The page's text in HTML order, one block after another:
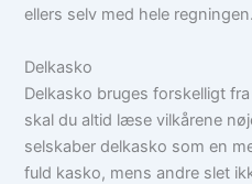
ellers selv med hele regningen.
Delkasko
Delkasko bruges forskelligt
skal du altid læse vilkårene
selskaber delkasko som en
fuld kasko, mens andre slet